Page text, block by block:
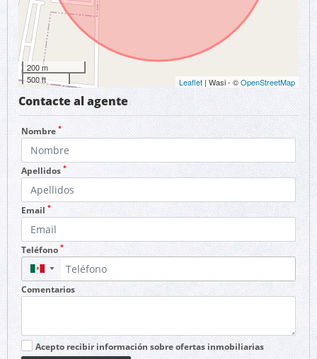
200 m
500 ft
Leaflet | Wasi - ©OpenStreetMap
Contacte al agente
Nombre *
Apellidos *
Email *
Teléfono *
▼
Comentarios
Acepto recibir información sobre ofertas inmobiliarias